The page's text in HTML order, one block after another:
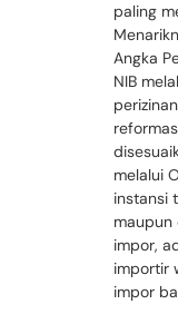
paling
Angka
NIB
melalui
instansi
maupun
impor,
importir
impor